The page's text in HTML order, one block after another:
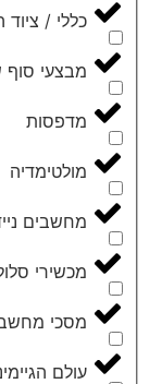
כללי / ציוד
מבצעי סוף
מדפסות
מולטימדיה
מחשבים
מכשירי
מסכי
עולם